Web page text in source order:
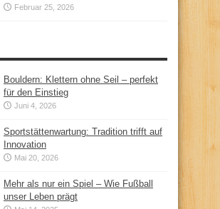
Februar 25, 2026
Bouldern: Klettern ohne Seil – perfekt
für den Einstieg
Juni 4, 2026
Sportstättenwartung: Tradition trifft auf
Innovation
Mai 20, 2026
Mehr als nur ein Spiel – Wie Fußball
unser Leben prägt